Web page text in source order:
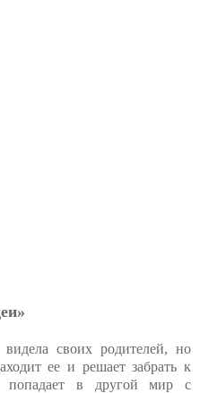
своих родителей, но
ее и решает забрать к
попадает в другой мир с